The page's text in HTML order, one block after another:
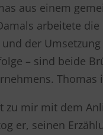
aus einem
arbeitete
der
– sind beide
zu mir mit dem
er, seinen